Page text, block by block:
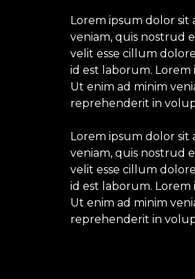
Lorem ipsum dolor
veniam, quis nostrud
velit esse cillum
id est laborum.
Ut enim ad minim
reprehenderit in
Lorem ipsum dolor
veniam, quis nostrud
velit esse cillum
id est laborum.
Ut enim ad minim
reprehenderit in